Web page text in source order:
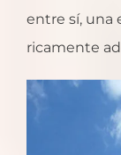
entre sí, una
ricamente